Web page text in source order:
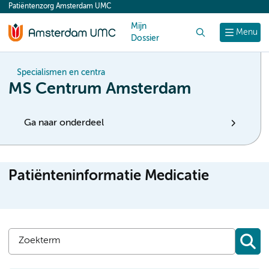
content
Menu
Patiëntenzorg Amsterdam UMC
Mijn
Dossier
Specialismen en centra
MS Centrum Amsterdam
Ga naar onderdeel
Patiënteninformatie Medicatie